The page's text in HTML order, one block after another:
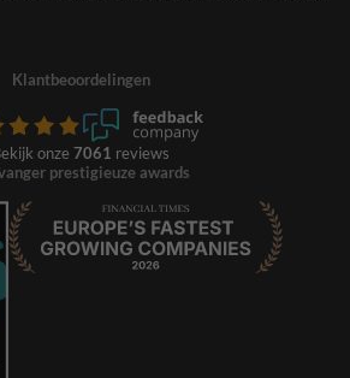
Klantbeoordelingen
onze 7061 reviews
prestigieuze awards